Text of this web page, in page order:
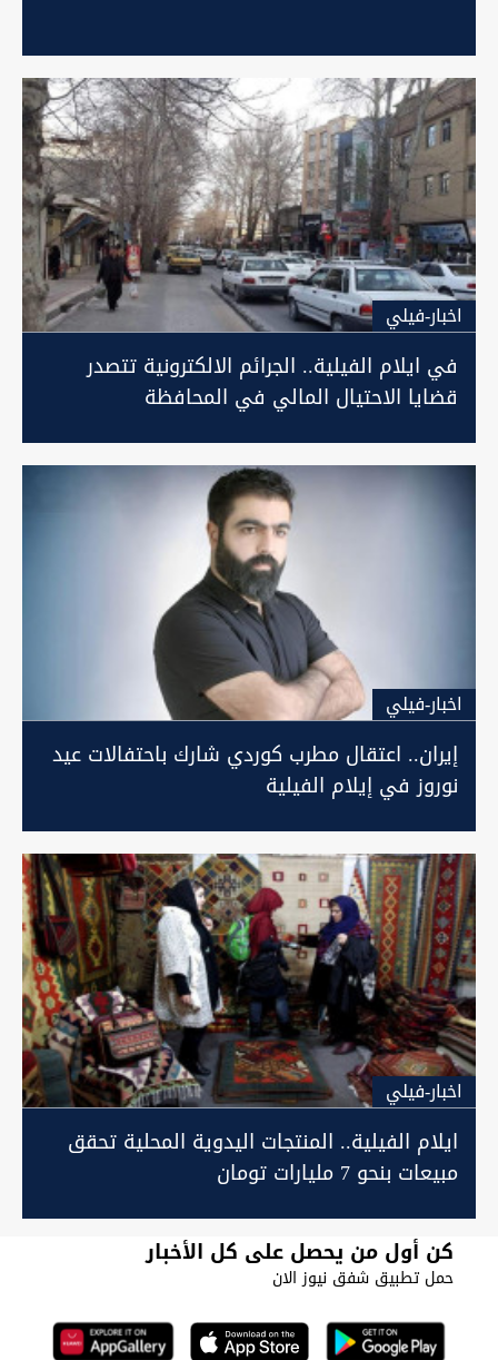
اخبار-فيلي
في ايلام الفيلية.. الجرائم الالكترونية تتصدر
قضايا الاحتيال المالي في المحافظة
اخبار-فيلي
إيران.. اعتقال مطرب كوردي شارك باحتفالات عيد
نوروز في إيلام الفيلية
اخبار-فيلي
ايلام الفيلية.. المنتجات اليدوية المحلية تحقق
مبيعات بنحو 7 مليارات تومان
كن أول من يحصل على كل الأخبار
حمل تطبيق شفق نيوز الان